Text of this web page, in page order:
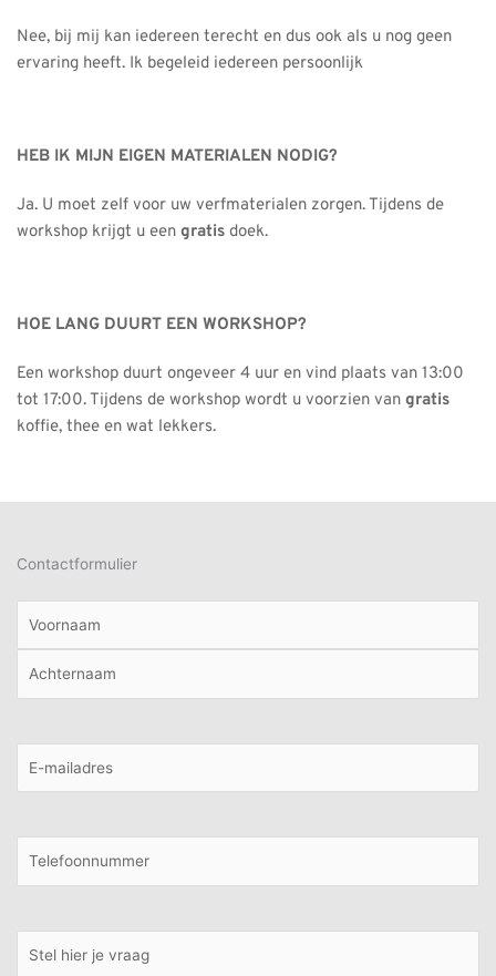
Nee, bij mij kan iedereen terecht en dus ook als u nog geen
ervaring heeft. Ik begeleid iedereen persoonlijk
HEB IK MIJN EIGEN MATERIALEN NODIG?
Ja. U moet zelf voor uw verfmaterialen zorgen. Tijdens de
workshop krijgt u een gratis doek.
HOE LANG DUURT EEN WORKSHOP?
Een workshop duurt ongeveer 4 uur en vind plaats van 13:00
tot 17:00. Tijdens de workshop wordt u voorzien van gratis
koffie, thee en wat lekkers.
Contactformulier
mailadres
hier